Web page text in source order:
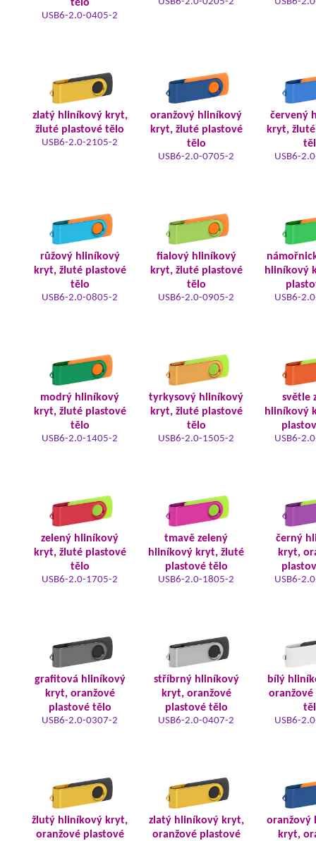
tělo
USB6-2.0-0405-2
zlatý hliníkový kryt,
žluté plastové tělo
USB6-2.0-2105-2
oranžový hliníkový
kryt, žluté plastové
tělo
USB6-2.0-0705-2
červený
kryt,
USB6-
růžový hliníkový
kryt, žluté plastové
tělo
USB6-2.0-0805-2
fialový hliníkový
kryt, žluté plastové
tělo
USB6-2.0-0905-2
hliníkový
USB6-
modrý hliníkový
kryt, žluté plastové
tělo
USB6-2.0-1405-2
tyrkysový hliníkový
kryt, žluté plastové
tělo
USB6-2.0-1505-2
světle
hliníkový
USB6-
zelený hliníkový
kryt, žluté plastové
tělo
USB6-2.0-1705-2
tmavě zelený
hliníkový kryt, žluté
plastové tělo
USB6-2.0-1805-2
černý
kryt,
USB6-
grafitová hliníkový
kryt, oranžové
plastové tělo
USB6-2.0-0307-2
stříbrný hliníkový
kryt, oranžové
plastové tělo
USB6-2.0-0407-2
bílý
oranžové
USB6-
žlutý hliníkový kryt,
oranžové plastové
zlatý hliníkový kryt,
oranžové plastové
oranžový
kryt,